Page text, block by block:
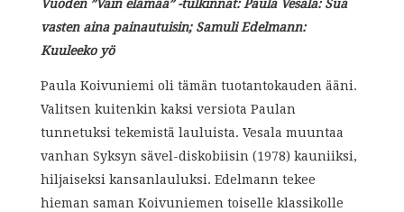
Vuoden ”Vain elämää” -tulkinnat: Paula Vesala: Sua
vasten aina painautuisin; Samuli Edelmann:
Kuuleeko yö
Paula Koivuniemi oli tämän tuotantokauden ääni.
Valitsen kuitenkin kaksi versiota Paulan
tunnetuksi tekemistä lauluista. Vesala muuntaa
vanhan Syksyn sävel-diskobiisin (1978) kauniiksi,
hiljaiseksi kansanlauluksi. Edelmann tekee
hieman saman Koivuniemen toiselle klassikolle